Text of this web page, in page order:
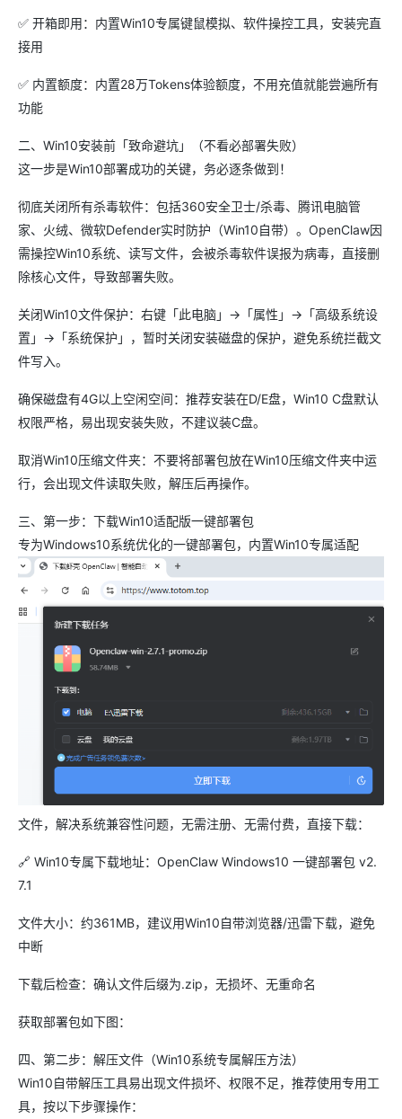
✅ 开箱即用：内置Win10专属键鼠模拟、软件操控工具，安装完直
接用
✅ 内置额度：内置28万Tokens体验额度，不用充值就能尝遍所有
功能
二、Win10安装前「致命避坑」（不看必部署失败）
这一步是Win10部署成功的关键，务必逐条做到！
彻底关闭所有杀毒软件：包括360安全卫士/杀毒、腾讯电脑管
家、火绒、微软Defender实时防护（Win10自带）。OpenClaw因
需操控Win10系统、读写文件，会被杀毒软件误报为病毒，直接删
除核心文件，导致部署失败。
关闭Win10文件保护：右键「此电脑」→「属性」→「高级系统设
置」→「系统保护」，暂时关闭安装磁盘的保护，避免系统拦截文
件写入。
确保磁盘有4G以上空闲空间：推荐安装在D/E盘，Win10 C盘默认
权限严格，易出现安装失败，不建议装C盘。
取消Win10压缩文件夹：不要将部署包放在Win10压缩文件夹中运
行，会出现文件读取失败，解压后再操作。
三、第一步：下载Win10适配版一键部署包
专为Windows10系统优化的一键部署包，内置Win10专属适配
文件，解决系统兼容性问题，无需注册、无需付费，直接下载：
🔗 Win10专属下载地址：OpenClaw Windows10 一键部署包 v2.
7.1
文件大小：约361MB，建议用Win10自带浏览器/迅雷下载，避免
中断
下载后检查：确认文件后缀为.zip，无损坏、无重命名
获取部署包如下图：
四、第二步：解压文件（Win10系统专属解压方法）
Win10自带解压工具易出现文件损坏、权限不足，推荐使用专用工
具，按以下步骤操作：